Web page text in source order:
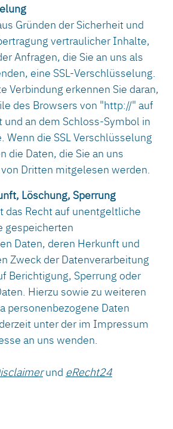
Gründen der Sicherheit und
vertraulicher Inhalte,
Anfragen, die Sie an uns als
eine SSL-Verschlüsselung.
Verbindung erkennen Sie daran,
des Browsers von "http://" auf
an dem Schloss-Symbol in
Wenn die SSL Verschlüsselung
die Daten, die Sie an uns
Dritten mitgelesen werden.
Löschung, Sperrung
das Recht auf unentgeltliche
gespeicherten
Daten, deren Herkunft und
Zweck der Datenverarbeitung
Berichtigung, Sperrung oder
Hierzu sowie zu weiteren
personenbezogene Daten
unter der im Impressum
an uns wenden.
und eRecht24